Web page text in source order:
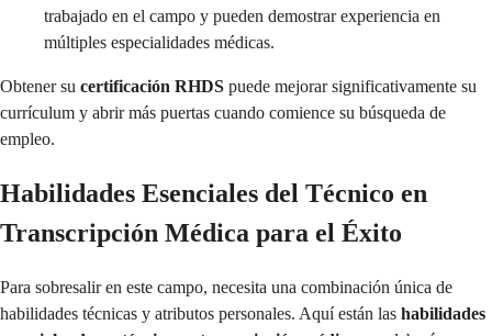
trabajado en el campo y pueden demostrar experiencia en
múltiples especialidades médicas.
Obtener su certificación RHDS puede mejorar significativamente su
currículum y abrir más puertas cuando comience su búsqueda de
empleo.
Habilidades Esenciales del Técnico en
Transcripción Médica para el Éxito
Para sobresalir en este campo, necesita una combinación única de
habilidades técnicas y atributos personales. Aquí están las habilidades